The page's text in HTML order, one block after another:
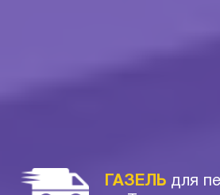
ГАЗЕЛЬ для